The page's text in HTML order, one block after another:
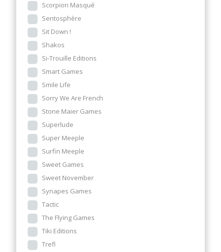
Scorpion Masqué
Sentosphère
Sit Down !
Shakos
Si-Trouille Editions
Smart Games
Smile Life
Sorry We Are French
Stone Maier Games
Superlude
Super Meeple
Surfin Meeple
Sweet Games
Sweet November
Synapes Games
Tactic
The Flying Games
Tiki Editions
Trefl